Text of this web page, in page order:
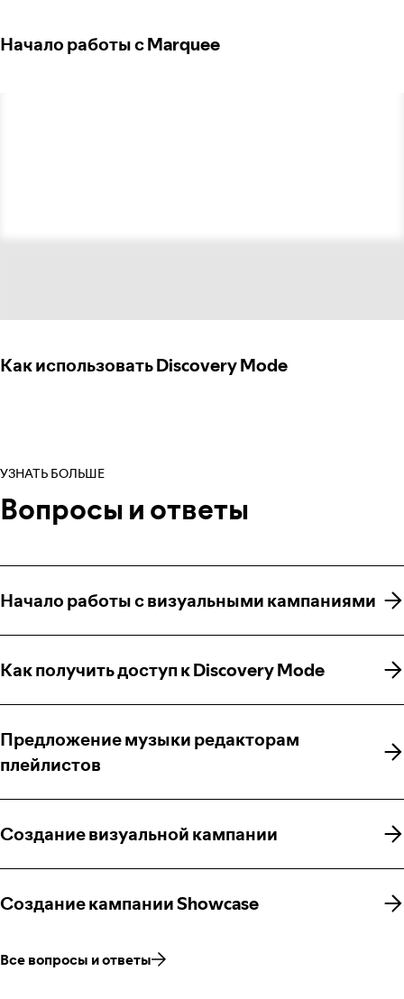
Начало работы с Marquee
Как использовать Discovery Mode
УЗНАТЬ БОЛЬШЕ
Вопросы и ответы
Начало работы с визуальными кампаниями
Начало работы с визуальными кампаниями
Как получить доступ к Discovery Mode
Как получить доступ к Discovery Mode
Предложение музыки редакторам
плейлистов
Предложение музыки редакторам
плейлистов
Создание визуальной кампании
Создание визуальной кампании
Создание кампании Showcase
Создание кампании Showcase
Все вопросы и ответы